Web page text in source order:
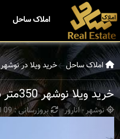
املاک ساحل
املاک ساحل خرید ویلا در نوشهر
خرید ویلا نوشهر 350متر ساحلی در انارور
نوشهر - انارور بروزرسانی : 09 اردیبهشت 1403